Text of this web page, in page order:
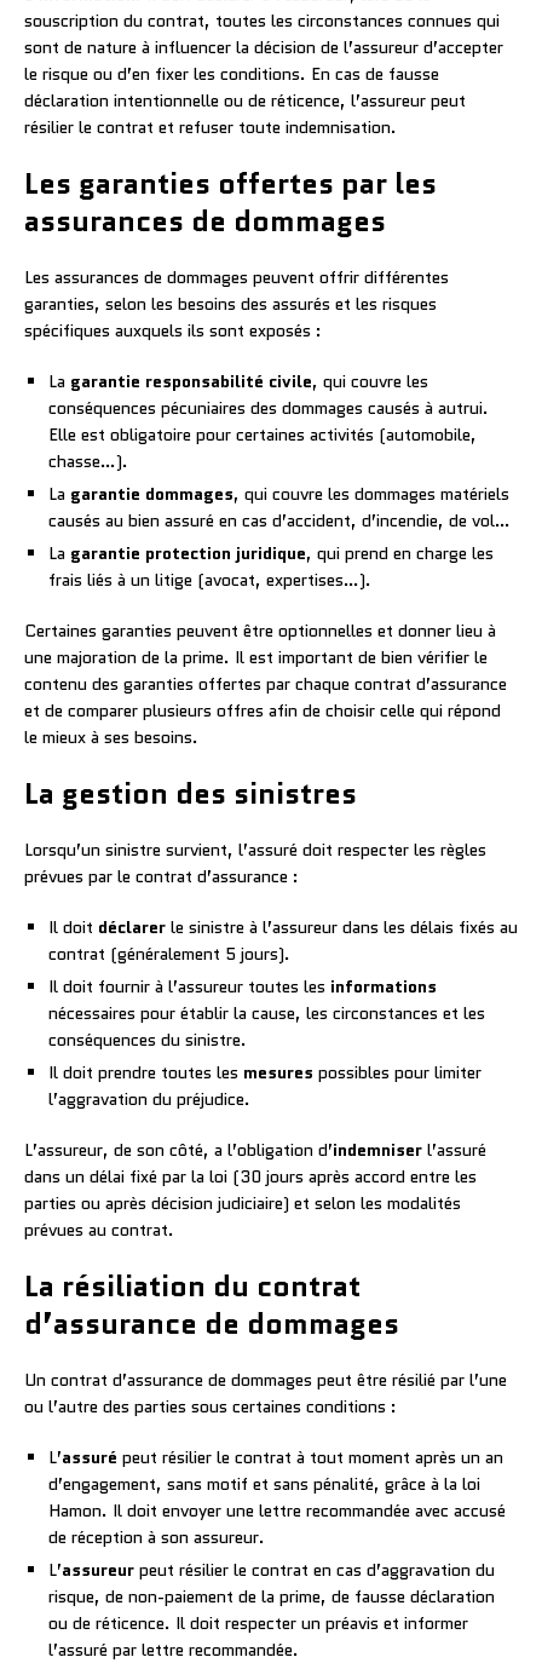
souscription du contrat, toutes les circonstances connues qui
sont de nature à influencer la décision de l’assureur d’accepter
le risque ou d’en fixer les conditions. En cas de fausse
déclaration intentionnelle ou de réticence, l’assureur peut
résilier le contrat et refuser toute indemnisation.
Les garanties offertes par les
assurances de dommages
Les assurances de dommages peuvent offrir différentes
garanties, selon les besoins des assurés et les risques
spécifiques auxquels ils sont exposés :
La garantie responsabilité civile, qui couvre les
conséquences pécuniaires des dommages causés à autrui.
Elle est obligatoire pour certaines activités (automobile,
chasse…).
La garantie dommages, qui couvre les dommages matériels
causés au bien assuré en cas d’accident, d’incendie, de vol…
La garantie protection juridique, qui prend en charge les
frais liés à un litige (avocat, expertises…).
Certaines garanties peuvent être optionnelles et donner lieu à
une majoration de la prime. Il est important de bien vérifier le
contenu des garanties offertes par chaque contrat d’assurance
et de comparer plusieurs offres afin de choisir celle qui répond
le mieux à ses besoins.
La gestion des sinistres
Lorsqu’un sinistre survient, l’assuré doit respecter les règles
prévues par le contrat d’assurance :
Il doit déclarer le sinistre à l’assureur dans les délais fixés au
contrat (généralement 5 jours).
Il doit fournir à l’assureur toutes les informations
nécessaires pour établir la cause, les circonstances et les
conséquences du sinistre.
Il doit prendre toutes les mesures possibles pour limiter
l’aggravation du préjudice.
L’assureur, de son côté, a l’obligation d’indemniser l’assuré
dans un délai fixé par la loi (30 jours après accord entre les
parties ou après décision judiciaire) et selon les modalités
prévues au contrat.
La résiliation du contrat
d’assurance de dommages
Un contrat d’assurance de dommages peut être résilié par l’une
ou l’autre des parties sous certaines conditions :
L’assuré peut résilier le contrat à tout moment après un an
d’engagement, sans motif et sans pénalité, grâce à la loi
Hamon. Il doit envoyer une lettre recommandée avec accusé
de réception à son assureur.
L’assureur peut résilier le contrat en cas d’aggravation du
risque, de non-paiement de la prime, de fausse déclaration
ou de réticence. Il doit respecter un préavis et informer
l’assuré par lettre recommandée.